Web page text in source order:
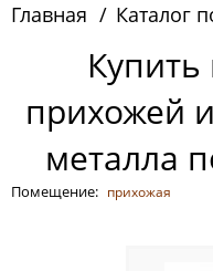
Китай
Россия
Главная Каталог
Купить
прихожей
металла
Помещение: прихожая